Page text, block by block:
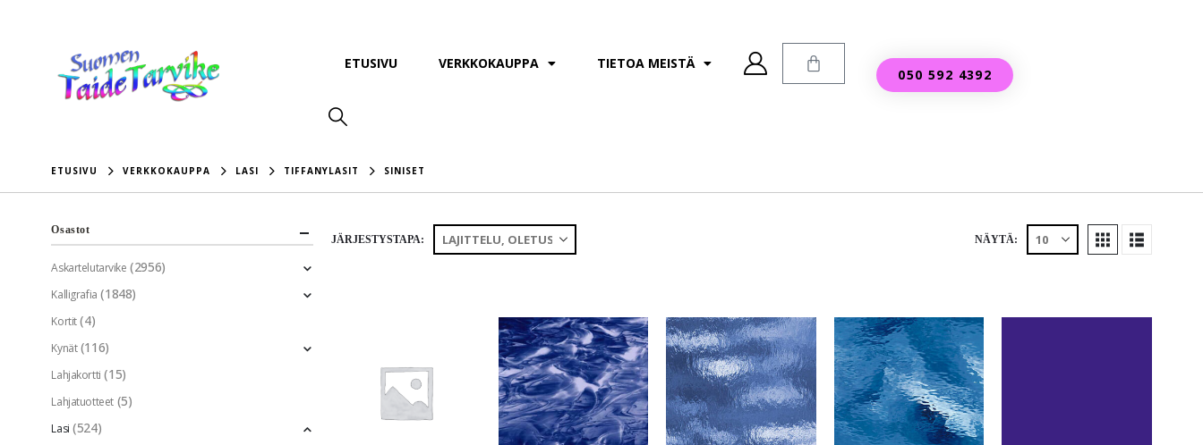
ETUSIVU VERKKOKAUPPA TIETOA MEISTÄ
050 592 4392
ETUSIVU VERKKOKAUPPA LASI TIFFANYLASIT SINISET
JÄRJESTYSTAPA: NÄYTÄ:
Osastot
Askartelutarvike (2956)
Kalligrafia (1848)
Kortit (4)
Kynät (116)
Lahjakortti (15)
Lahjatuotteet (5)
Lasi (524)